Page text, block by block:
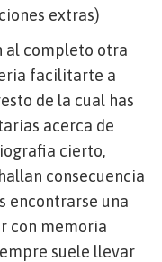
extras)
al completo otra
facilitarte a
de la cual has
acerca de
cierto,
consecuencia
encontrarse una
con memoria
suele llevar